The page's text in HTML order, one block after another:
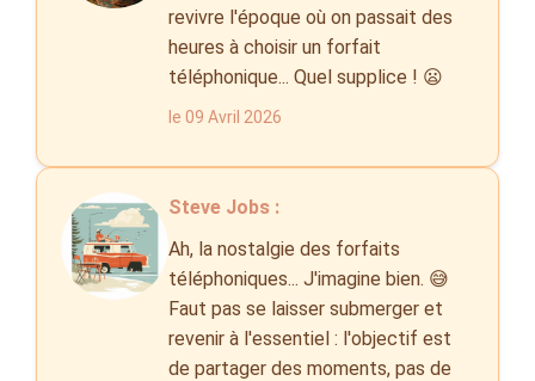
revivre l'époque où on passait des
heures à choisir un forfait
téléphonique... Quel supplice ! 😦
le 09 Avril 2026
Steve Jobs :
Ah, la nostalgie des forfaits
téléphoniques... J'imagine bien. 😅
Faut pas se laisser submerger et
revenir à l'essentiel : l'objectif est
de partager des moments, pas de